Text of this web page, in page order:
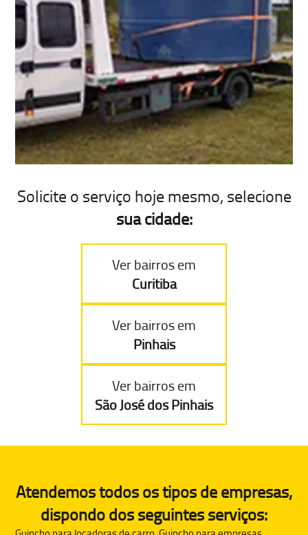
Solicite o serviço hoje mesmo, selecione
sua cidade:
Ver bairros em
Curitiba
Ver bairros em
Pinhais
Ver bairros em
São José dos Pinhais
Atendemos todos os tipos de empresas,
dispondo dos seguintes serviços: